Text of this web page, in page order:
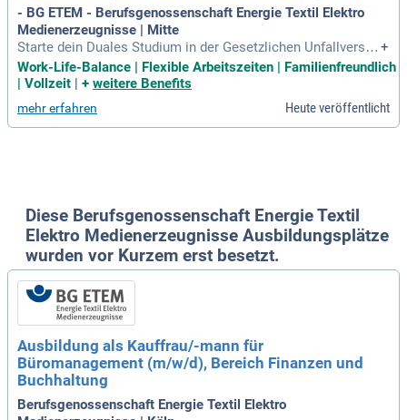
- BG ETEM - Berufsgenossenschaft Energie Textil Elektro
Medienerzeugnisse | Mitte
Starte dein Duales Studium in der Gesetzlichen Unfallversic
herung im Bereich Rehabilitation und Entschädigung zum 1.
Oktober 2027 in Köln, Düsseldorf oder Wiesbaden. Wir biete
de, die sich von anderen abhebt. Bei uns liegen die Schwerp
unkte auf Work-Life-Balance und Mental Health Support. Zu
ungsreichen Arbeitsumfeld!
+
Work-Life-Balance | Flexible Arbeitszeiten | Familienfreundlich
| Vollzeit
+ weitere Benefits
mehr erfahren Heute veröffentlicht
Diese Berufsgenossenschaft Energie Textil
Elektro Medienerzeugnisse Ausbildungsplätze
wurden vor Kurzem erst besetzt.
Ausbildung als Kauffrau/-mann für
Büromanagement (m/w/d), Bereich Finanzen und
Buchhaltung
Berufsgenossenschaft Energie Textil Elektro